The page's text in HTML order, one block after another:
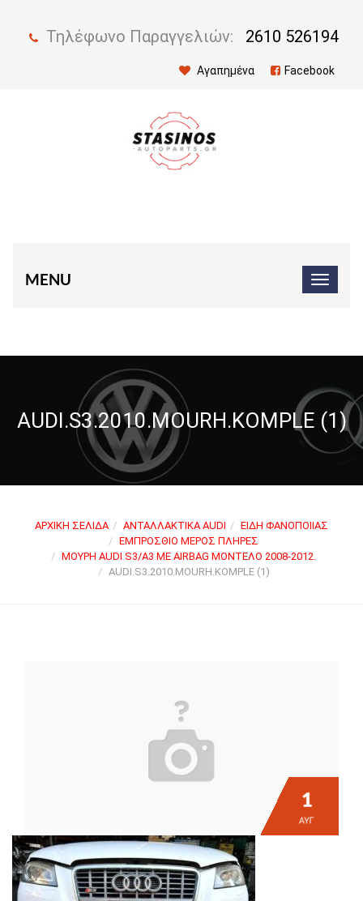
Τηλέφωνο Παραγγελιών: 2610 526194
Αγαπημένα Facebook
MENU
AUDI.S3.2010.MOURH.KOMPLE (1)
ΑΡΧΙΚΉ ΣΕΛΊΔΑ ΑΝΤΑΛΛΑΚΤΙΚΆ AUDI
ΕΊΔΗ ΦΑΝΟΠΟΙΊΑΣ
ΕΜΠΡΌΣΘΙΟ ΜΈΡΟΣ ΠΛΉΡΕΣ
ΜΟΎΡΗ AUDI S3/A3 ΜΕ AIRBAG ΜΟΝΤΈΛΟ 2008-2012.
AUDI.S3.2010.MOURH.KOMPLE (1)
1
ΑΥΓ